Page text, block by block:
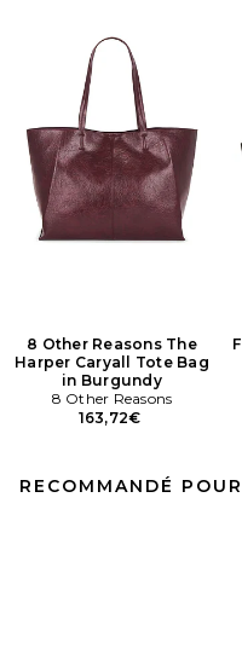
8 Other Reasons The
Harper Caryall Tote Bag
in Burgundy
8 Other Reasons
163,72€
RECOMMANDÉ